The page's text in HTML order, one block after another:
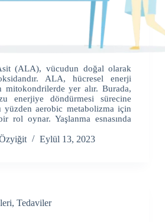
(ALA), vücudun doğal olarak
ALA, hücresel enerji
mitokondrilerde yer alır. Burada,
enerjiye döndürmesi sürecine
yüzden aerobic metabolizma için
rol oynar. Yaşlanma esnasında
Eylül 13, 2023
, Tedaviler